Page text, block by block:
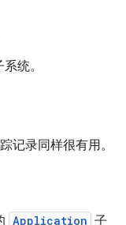
统。
记录同样很有用。
Application 子